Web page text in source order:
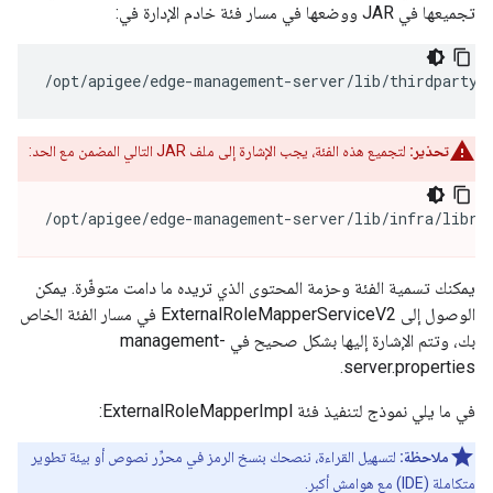
تجميعها في JAR ووضعها في مسار فئة خادم الإدارة في:
/opt/apigee/edge-management-server/lib/thirdparty/
تحذير: لتجميع هذه الفئة، يجب الإشارة إلى ملف JAR التالي المضمن مع الحد:
/opt/apigee/edge-management-server/lib/infra/
يمكنك تسمية الفئة وحزمة المحتوى الذي تريده ما دامت متوفّرة. يمكن
الوصول إلى ExternalRoleMapperServiceV2 في مسار الفئة الخاص
بك، وتتم الإشارة إليها بشكل صحيح في management-
server.properties.
في ما يلي نموذج لتنفيذ فئة ExternalRoleMapperImpl:
ملاحظة: لتسهيل القراءة، ننصحك بنسخ الرمز في محرِّر نصوص أو بيئة تطوير
متكاملة (IDE) مع هوامش أكبر.